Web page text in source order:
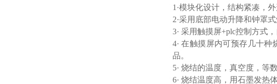
1·模块化设计，结构紧凑，外
2·采用底部电动升降和钟罩
3· 采用触摸屏+plc控制方式
4· 在触摸屏内可预存几十
品。
5· 烧结的温度，真空度，等
6· 烧结温度高，用石墨发热